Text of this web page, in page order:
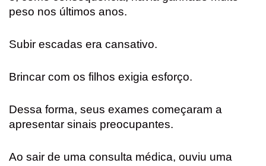
peso nos últimos anos.
Subir escadas era cansativo.
Brincar com os filhos exigia esforço.
Dessa forma, seus exames começaram a
apresentar sinais preocupantes.
Ao sair de uma consulta médica, ouviu uma